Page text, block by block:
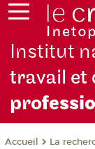
Institut
travail et
pro
Accueil La